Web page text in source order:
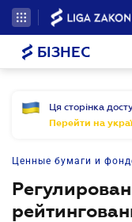
БІЗНЕС
Ця сторінка
Перейти на
Ценные бумаги и